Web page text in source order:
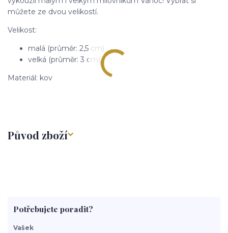
můžete ze dvou velikostí.
Velikost:
malá (průměr: 2,5 cm)
velká (průměr: 3 cm)
Materiál: kov
Původ zboží
Potřebujete poradit?
Vašek